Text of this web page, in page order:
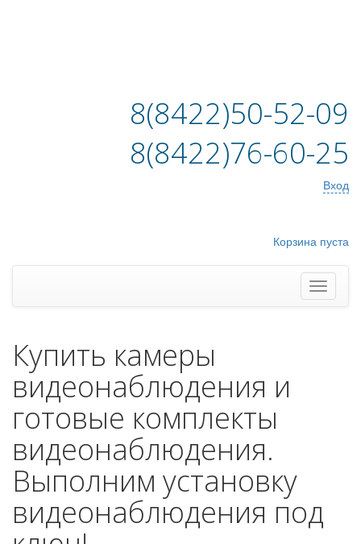
8(8422)50-52-09
8(8422)76-60-25
Вход
Корзина пуста
Купить камеры
видеонаблюдения и
готовые комплекты
видеонаблюдения.
Выполним установку
видеонаблюдения под